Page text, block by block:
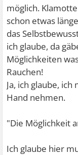
möglich.
schon etwas
das
ich glaube, da
Möglichkeiten
Rauchen!
Ja, ich glaube,
Hand nehmen.
"Die Möglichkeit
Ich glaube hier